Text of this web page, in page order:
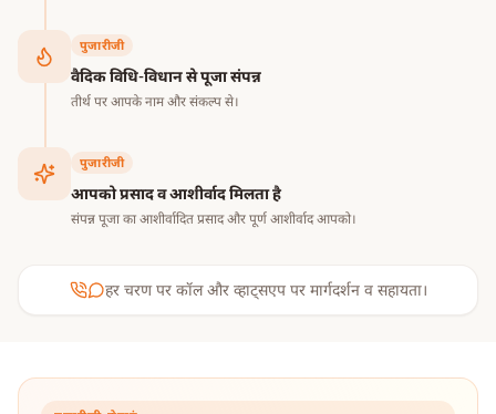
पुजारीजी
वैदिक विधि-विधान से पूजा संपन्न
तीर्थ पर आपके नाम और संकल्प से।
पुजारीजी
आपको प्रसाद व आशीर्वाद मिलता है
संपन्न पूजा का आशीर्वादित प्रसाद और पूर्ण आशीर्वाद आपको।
हर चरण पर कॉल और व्हाट्सएप पर मार्गदर्शन व सहायता।